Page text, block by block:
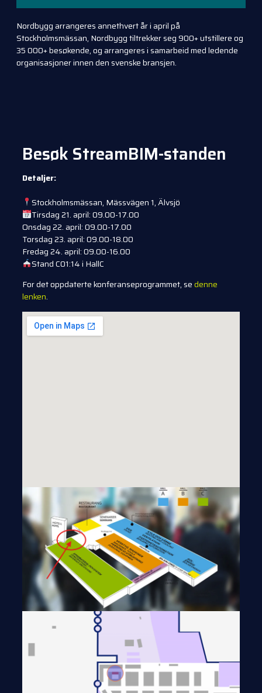
Nordbygg arrangeres annethvert år i april på
Stockholmsmässan, Nordbygg tiltrekker seg 900+ utstillere og
35 000+ besøkende, og arrangeres i samarbeid med ledende
organisasjoner innen den svenske bransjen.
Besøk StreamBIM-standen
Detaljer:
Stockholmsmässan, Mässvägen 1, Älvsjö
Tirsdag 21. april: 09.00-17.00
Onsdag 22. april: 09.00-17.00
Torsdag 23. april: 09.00-18.00
Fredag 24. april: 09.00-16.00
Stand C01:14 i HallC
For det oppdaterte konferanseprogrammet, sedenne
lenken.